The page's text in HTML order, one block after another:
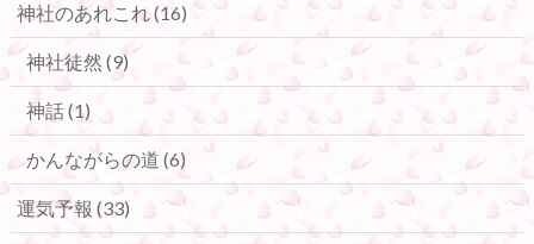
神社のあれこれ(16)
神社徒然 (9)
神話(1)
かんながらの道 (6)
運気予報 (33)